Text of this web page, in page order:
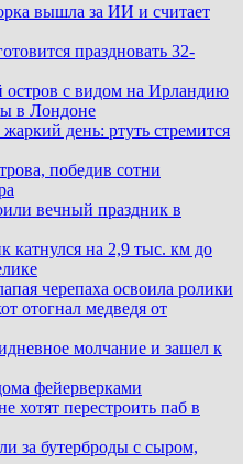
вышла за ИИ и считает
праздновать 32-
с видом на Ирландию
в Лондоне
день: ртуть стремится
победив сотни
вечный праздник в
катнулся на 2,9 тыс. км до
черепаха освоила ролики
отогнал медведя от
молчание и зашел к
фейерверками
хотят перестроить паб в
за бутерброды с сыром,